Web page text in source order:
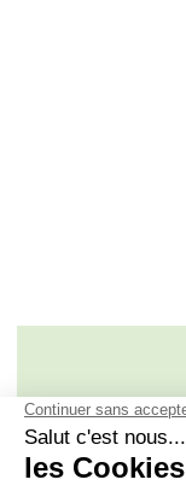
SAS
ROUTE DE